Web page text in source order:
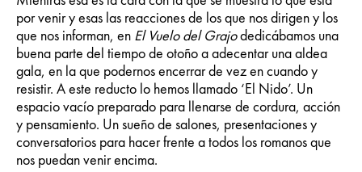
por venir y esas las reacciones de los que nos dirigen y los
que nos informan, en El Vuelo del Grajodedicábamos una
buena parte del tiempo de otoño a adecentar una aldea
gala, en la que podernos encerrar de vez en cuando y
resistir. A este reducto lo hemos llamado ‘El Nido’. Un
espacio vacío preparado para llenarse de cordura, acción
y pensamiento. Un sueño de salones, presentaciones y
conversatorios para hacer frente a todos los romanos que
nos puedan venir encima.